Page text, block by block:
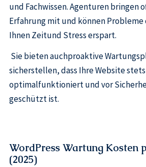
und Fachwissen. Agenturen bringen
Erfahrung mit und können Probleme
Ihnen Zeitund Stress erspart.
Sie bieten auchproaktive
sicherstellen, dass Ihre Website stets
optimalfunktioniert und vor
geschützt ist.
WordPress Wartung Kosten
(2025)